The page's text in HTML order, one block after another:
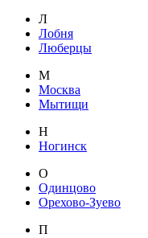
Л
Лобня
Люберцы
М
Москва
Мытищи
Н
Ногинск
О
Одинцово
Орехово-Зуево
П